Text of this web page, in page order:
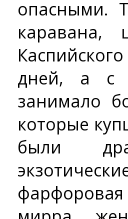
опасными.
каравана,
дней, а с
занимало
которые
были